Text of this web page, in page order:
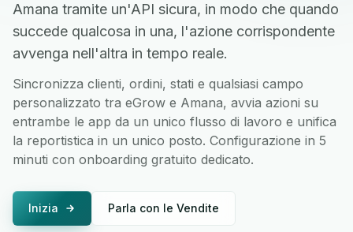
Amana tramite un'API sicura, in modo che quando
succede qualcosa in una, l'azione corrispondente
avvenga nell'altra in tempo reale.
Sincronizza clienti, ordini, stati e qualsiasi campo
personalizzato tra eGrow e Amana, avvia azioni su
entrambe le app da un unico flusso di lavoro e unifica
la reportistica in un unico posto. Configurazione in 5
minuti con onboarding gratuito dedicato.
Inizia Parla con le Vendite